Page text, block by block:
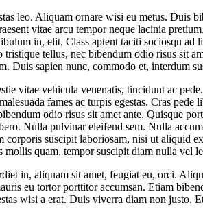
leo. Aliquam ornare wisi eu metus. Duis
vitae arcu tempor neque lacinia
in, elit. Class aptent taciti sociosqu
tristique tellus, nec bibendum odio risus sit
Duis sapien nunc, commodo et, interdum
vitae vehicula venenatis, tincidunt ac
fames ac turpis egestas. Cras
odio risus sit amet ante. Quisque
Nulla pulvinar eleifend sem. Nulla
corporis suscipit laboriosam, nisi ut aliquid
mollis quam, tempor suscipit diam nulla vel
in, aliquam sit amet, feugiat eu, orci.
eu tortor porttitor accumsan. Etiam
wisi a erat. Duis viverra diam non justo.